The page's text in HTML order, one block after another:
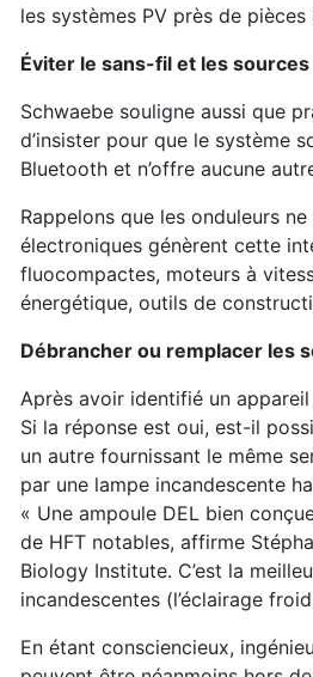
les systèmes PV près de
Éviter le sans-fil et les
Schwaebe souligne aussi que
d’insister pour que le système
Bluetooth et n’offre aucune
Rappelons que les onduleurs
électroniques génèrent cette
fluocompactes, moteurs à
énergétique, outils de
Débrancher ou remplacer les
Après avoir identifié un
Si la réponse est oui, est-il
un autre fournissant le même
par une lampe incandescente
« Une ampoule DEL bien
de HFT notables, affirme
Biology Institute. C’est la
incandescentes (l’éclairage
En étant consciencieux,